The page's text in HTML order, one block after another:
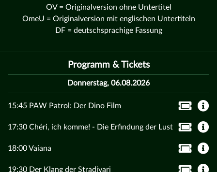
OV = Originalversion ohne Untertitel
OmeU = Originalversion mit englischen Untertiteln
DF = deutschsprachige Fassung
Programm & Tickets
Donnerstag, 06.08.2026
15:45 PAW Patrol: Der Dino Film
17:30 Chéri, ich komme! - Die Erfindung der Lust
18:00 Vaiana
19:30 Der Klang der Stradivari